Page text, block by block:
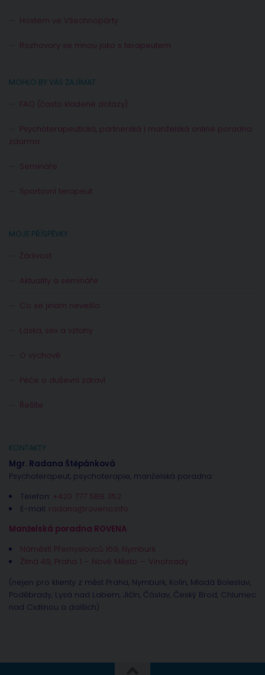
Hostem ve Všechnopárty
Rozhovory se mnou jako s terapeutem
MOHLO BY VÁS ZAJÍMAT
FAQ (často kladené dotazy)
Psychoterapeutická, partnerská i manželská online poradna
zdarma
Semináře
Sportovní terapeut
MOJE PŘÍSPĚVKY
Žárlivost
Aktuality a semináře
Co se jinam nevešlo
Láska, sex a vztahy
O výchově
Péče o duševní zdraví
Řešíte
KONTAKTY
Mgr. Radana Štěpánková
Psychoterapeut, psychoterapie, manželská poradna
Telefon: +420 777 588 352
E-mail: radana@rovena.info
Manželská poradna ROVENA
Náměstí Přemyslovců 169, Nymburk
Žitná 49, Praha 1 – Nové Město — Vinohrady
(nejen pro klienty z měst Praha, Nymburk, Kolín, Mladá Boleslav,
Poděbrady, Lysá nad Labem, Jíčín, Čáslav, Český Brod, Chlumec
nad Cidlinou a dalších)